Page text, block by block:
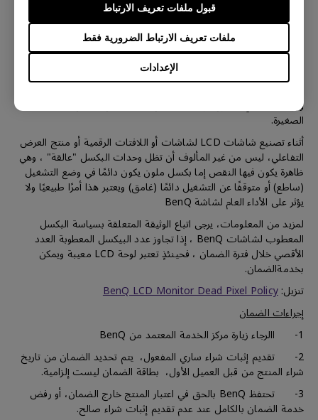
الإعدادات
ملفات تعريف الارتباط الضرورية فقط
قبول ملفات تعريف الارتباط
حول سياسة البكسل في لوحة LCD
إن التفاصيل الحادة والألوان الزاهية في لوحة LCD من BenQ تتكون من
وزرقاء، وبالتالي، تتكون لوحة LCD من BenQ من ملايين البكسلات
الصغيرة.
أثناء تصنيع شاشات LCD لشاشات أو اللافتات الرقمية أو منتج العرض
التفاعلي، ليس من غير المألوف أن تظل وحدات البكسل "عالقة" ، وهي
ظاهرة يكون فيها النقص إما بكسل ملون يكون دائمًا في وضع التشغيل
(ساطع) أو متوقفًا عن التشغيل دائمًا (غامق) ويعتبر هذا أمرًا طبيعيًا ولا
يؤثر على الأداء العام لشاشة BenQ
لمزيد من المعلومات، يرجى اتباع الوثيقة المتعلقة بسياسة البكسل
المعطوب لشاشات BenQ ، إذا تجاوز عدد البيكسل المعطوبة العدد
الأقصي خلال فترة الضمان ، فحينئذٍ تعتبر لوحة LCD معيبة ويمكن
بخدمةالضمان.
تنزيل:BenQ LCD Monitor Dead Pixel Policy
إجراءات الضمان
1- االرجاء زيارة مركز الخدمة المعتمد من BenQ
2- تقديم إثبات شراء ساري المفعول، يتم تحديد الضمان من تاريخ
شراء المنتج من قبل العميل الأول، بطاقة الضمان ليست إلزامية.
3- تحتفظ BenQ بالحق في اعتبار المنتج خارج الضمان، أو رفض
خدمة الضمان بالكامل عند عدم تقديم إثبات شراء صالح.